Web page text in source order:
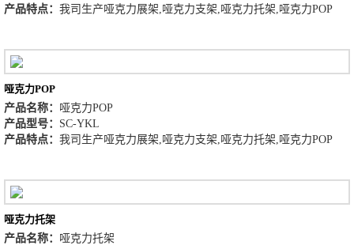
产品特点： 我司生产哑克力展架,哑克力支架,哑克力托架,哑克力POP
哑克力POP
产品名称： 哑克力POP
产品型号： SC-YKL
产品特点： 我司生产哑克力展架,哑克力支架,哑克力托架,哑克力POP
哑克力托架
产品名称： 哑克力托架